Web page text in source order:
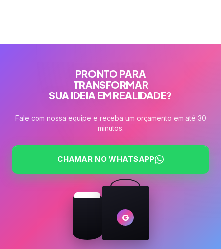
PRONTO PARA
TRANSFORMAR
SUA IDEIA EM REALIDADE?
Fale com nossa equipe e receba um orçamento em até 30
minutos.
CHAMAR NO WHATSAPP
G